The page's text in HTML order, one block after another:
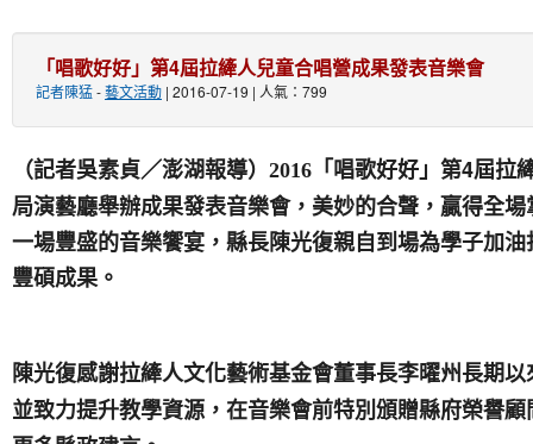
「唱歌好好」第4屆拉縴人兒童合唱營成果發表音樂會
記者陳猛-藝文活動 | 2016-07-19 | 人氣：799
（記者吳素貞／澎湖報導）2016 「唱歌好好」第4屆
局演藝廳舉辦成果發表音樂會，美妙的合聲，贏得全
一場豐盛的音樂饗宴，縣長陳光復親自到場為學子加
豐碩成果。
陳光復感謝拉縴人文化藝術基金會董事長李曜州長期
並致力提升教學資源，在音樂會前特別頒贈縣府榮譽